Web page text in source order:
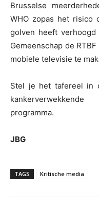
Brusselse
WHO zopas het risico
golven heeft
Gemeenschap de
mobiele televisie te
Stel je het tafereel in
programma.
JBG
TAGS Kritische media